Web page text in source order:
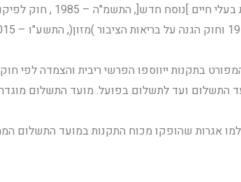
חדש[, התשמ"ה – 1985 , חוק לפיקוח על יצוא
בתקנות ייווספו הפרשי ריבית והצמדה לפי חוק